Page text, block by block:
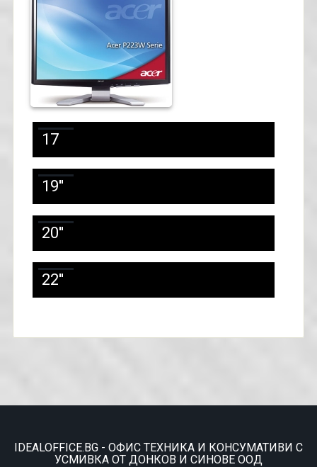
17
19''
20''
22''
IDEALOFFICE.BG - ОФИС ТЕХНИКА И КОНСУМАТИВИ С
УСМИВКА ОТ ДОНКОВ И СИНОВЕ ООД